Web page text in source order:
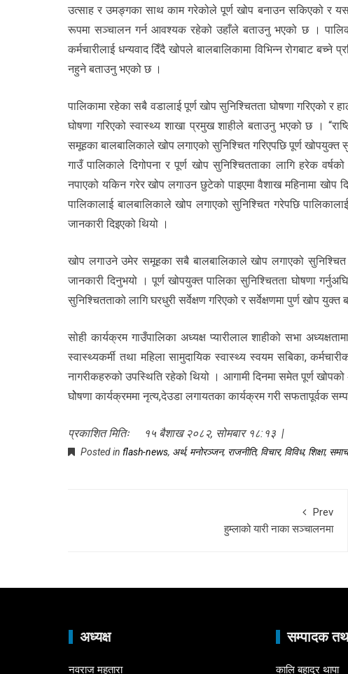
उत्साह र उमङ्गका साथ काम गरेकोले पूर्ण खोप बनाउन सकिएको र
रूपमा सञ्चालन गर्न आवश्यक रहेको उहाँले बताउनु भएको छ । पालिका
कर्मचारीलाई धन्यवाद दिँदै खोपले बालबालिकामा विभिन्न रोगबाट बच्ने
नहुने बताउनु भएको छ ।
पालिकामा रहेका सबै वडालाई पूर्ण खोप सुनिश्चितता घोषणा गरिएको
घोषणा गरिएको स्वास्थ्य शाखा प्रमुख शाहीले बताउनु भएको छ ।
समूहका बालबालिकाले खोप लगाएको सुनिश्चित गरिएपछि पूर्ण खोपयुक्त
गाउँ पालिकाले दिगोपना र पूर्ण खोप सुनिश्चितताका लागि हरेक
नपाएको यकिन गरेर खोप लगाउन छुटेको पाइएमा वैशाख महिनामा
पालिकालाई बालबालिकाले खोप लगाएको सुनिश्चित गरेपछि
जानकारी दिइएको थियो ।
खोप लगाउने उमेर समूहका सबै बालबालिकाले खोप लगाएको सुनिश्चित
जानकारी दिनुभयो । पूर्ण खोपयुक्त पालिका सुनिश्चितता घोषणा
सुनिश्चितताको लागि घरधुरी सर्वेक्षण गरिएको र सर्वेक्षणमा पुर्ण खोप
सोही कार्यक्रम गाउँपालिका अध्यक्ष प्यारीलाल शाहीको सभा
स्वास्थ्यकर्मी तथा महिला सामुदायिक स्वास्थ्य स्वयम सबिका,
नागरीकहरुको उपस्थिति रहेको थियो । आगामी दिनमा समेत पूर्ण
घोेषणा कार्यक्रममा नृत्य,देउडा लगायतका कार्यक्रम गरी सफतापूर्वक
प्रकाशित मितिः १५ बैशाख २०८२, सोमबार १८:१३ |
Posted in flash-news, अर्थ, मनोरञ्जन, राजनीति, विचार, विविध, शिक्षा,
Prev
हुम्लाको यारी नाका सञ्चालनमा
अध्यक्ष
नवराज महतारा
सम्पादक
कालि बहादुर थापा